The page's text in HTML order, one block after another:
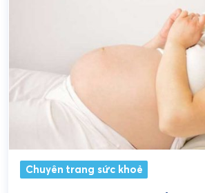
Chuyên trang sức khoẻ